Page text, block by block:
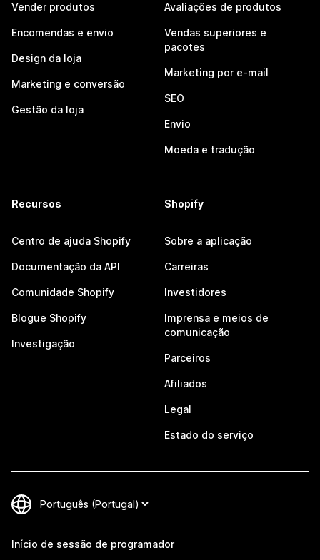
Vender produtos
Encomendas e envio
Design da loja
Marketing e conversão
Gestão da loja
Avaliações de produtos
Vendas superiores e
pacotes
Marketing por e-mail
SEO
Envio
Moeda e tradução
Recursos
Centro de ajuda Shopify
Documentação da API
Comunidade Shopify
Blogue Shopify
Investigação
Shopify
Sobre a aplicação
Carreiras
Investidores
Imprensa e meios de
comunicação
Parceiros
Afiliados
Legal
Estado do serviço
Início de sessão de programador